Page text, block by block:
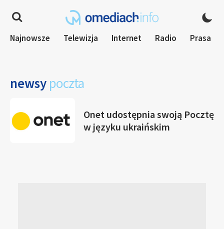
Najnowsze Telewizja Internet Radio Prasa
newsy poczta
Onet udostępnia swoją Pocztę
w języku ukraińskim